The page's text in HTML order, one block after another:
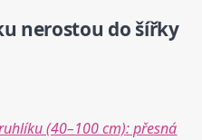
nerostou do šířky
(40–100 cm): přesná